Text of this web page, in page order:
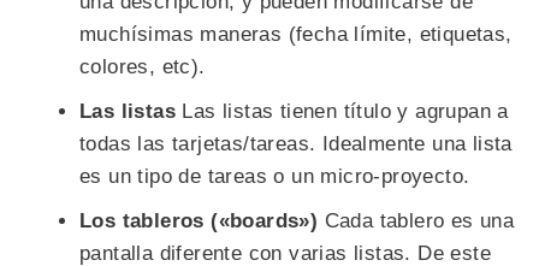
muchísimas maneras (fecha límite, etiquetas,
colores, etc).
Las listas Las listas tienen título y agrupan a
todas las tarjetas/tareas. Idealmente una lista
es un tipo de tareas o un micro-proyecto.
Los tableros («boards») Cada tablero es una
pantalla diferente con varias listas. De este